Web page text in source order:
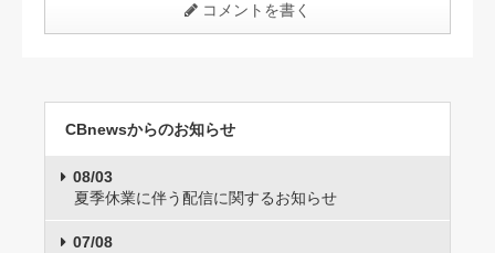
コメントを書く
CBnewsからのお知らせ
08/03
夏季休業に伴う配信に関するお知らせ
07/08